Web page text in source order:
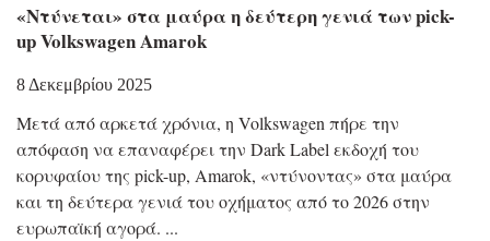
«Ντύνεται» στα μαύρα η δεύτερη γενιά των pick-
up Volkswagen Amarok
8 Δεκεμβρίου 2025
Μετά από αρκετά χρόνια, η Volkswagen πήρε την
απόφαση να επαναφέρει την Dark Label εκδοχή του
κορυφαίου της pick-up, Amarok, «ντύνοντας» στα μαύρα
και τη δεύτερα γενιά του οχήματος από το 2026 στην
ευρωπαϊκή αγορά.